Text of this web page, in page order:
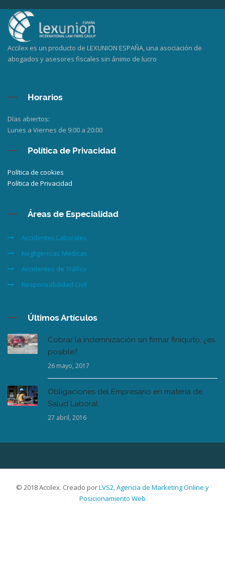
Accilex es un producto de LEXUNION ESPAÑA, una asociación de
abogados y asesores fiscales sin ánimo de lucro
Horarios
Días abiertos:
Lunes a Viernes de 9:00 a 20:00
Política de Privacidad
Política de cookies
Política de Privacidad
Áreas de Especialidad
Accidentes Laborales
Negligencias Medicas
Accidentes de Tráfico
Responsabilidad Civil
Últimos Artículos
Cobrar la indemnización sin firmar finiquito, ¿es
posible?
26 mayo, 2017
Obligaciones del Empresario en materia de
Salud Laboral
27 abril, 2016
© 2018 Accilex. Creado porLVS2, Agencia de Marketing Online y
Posicionamiento Web